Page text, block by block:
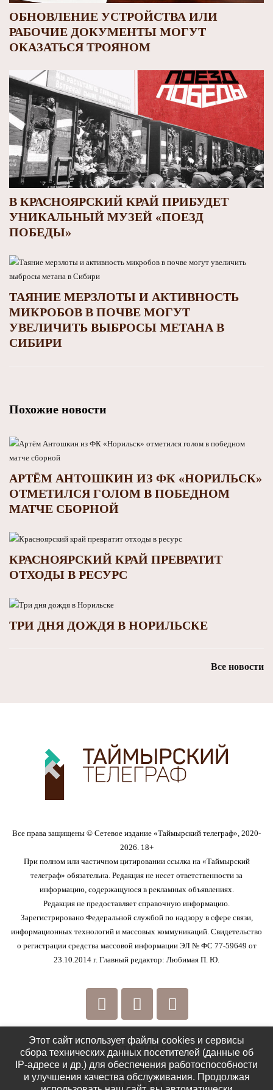
ОБНОВЛЕНИЕ УСТРОЙСТВА ИЛИ
РАБОЧИЕ ДОКУМЕНТЫ МОГУТ
ОКАЗАТЬСЯ ТРОЯНОМ
В КРАСНОЯРСКИЙ КРАЙ ПРИБУДЕТ
УНИКАЛЬНЫЙ МУЗЕЙ «ПОЕЗД
ПОБЕДЫ»
ТАЯНИЕ МЕРЗЛОТЫ И АКТИВНОСТЬ
МИКРОБОВ В ПОЧВЕ МОГУТ
УВЕЛИЧИТЬ ВЫБРОСЫ МЕТАНА В
СИБИРИ
Похожие новости
АРТЁМ АНТОШКИН ИЗ ФК «НОРИЛЬСК»
ОТМЕТИЛСЯ ГОЛОМ В ПОБЕДНОМ
МАТЧЕ СБОРНОЙ
КРАСНОЯРСКИЙ КРАЙ ПРЕВРАТИТ
ОТХОДЫ В РЕСУРС
ТРИ ДНЯ ДОЖДЯ В НОРИЛЬСКЕ
Все новости
Все права защищены © Сетевое издание «Таймырский телеграф», 2020-
2026. 18+
При полном или частичном цитировании ссылка на «Таймырский
телеграф» обязательна. Редакция не несет ответственности за
информацию, содержащуюся в рекламных объявлениях.
Редакция не предоставляет справочную информацию.
Зарегистрировано Федеральной службой по надзору в сфере связи,
информационных технологий и массовых коммуникаций. Свидетельство
о регистрации средства массовой информации ЭЛ № ФС 77-59649 от
23.10.2014 г. Главный редактор: Любимая П. Ю.
РЕДАКЦИЯ
КОНТАКТЫ
РЕКЛАМА
Этот сайт использует файлы cookies и сервисы
сбора технических данных посетителей (данные об
IP-адресе и др.) для обеспечения работоспособности
и улучшения качества обслуживания. Продолжая